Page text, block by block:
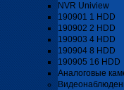
NVR Uniview
190901 1 HDD
190902 2 HDD
190903 4 HDD
190904 8 HDD
190905 16 HDD
Аналоговые